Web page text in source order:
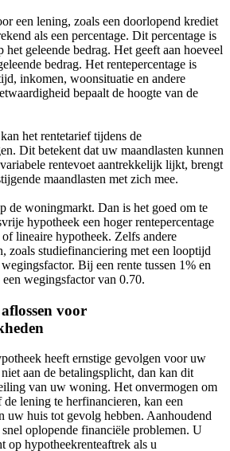
een lening, zoals een doorlopend krediet
als een percentage. Dit percentage is
het geleende bedrag. Het geeft aan hoeveel
bedrag. Het rentepercentage is
inkomen, woonsituatie en andere
bepaalt de hoogte van de
het rentetarief tijdens de
Dit betekent dat uw maandlasten kunnen
rentevoet aantrekkelijk lijkt, brengt
maandlasten met zich mee.
de woningmarkt. Dan is het goed om te
hypotheek een hoger rentepercentage
lineaire hypotheek. Zelfs andere
zoals studiefinanciering met een looptijd
Bij een rente tussen 1% en
wegingsfactor van 0.70.
voor
heeft ernstige gevolgen voor uw
aan de betalingsplicht, dan kan dit
van uw woning. Het onvermogen om
lening te herfinancieren, kan een
uw huis tot gevolg hebben. Aanhoudend
oplopende financiële problemen. U
op hypotheekrenteaftrek als u